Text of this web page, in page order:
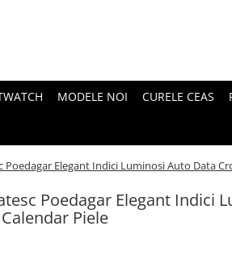
MODELE NOI CURELE CEAS
Poedagar Elegant Indici Luminosi Auto Data
Poedagar Elegant Indici
Piele